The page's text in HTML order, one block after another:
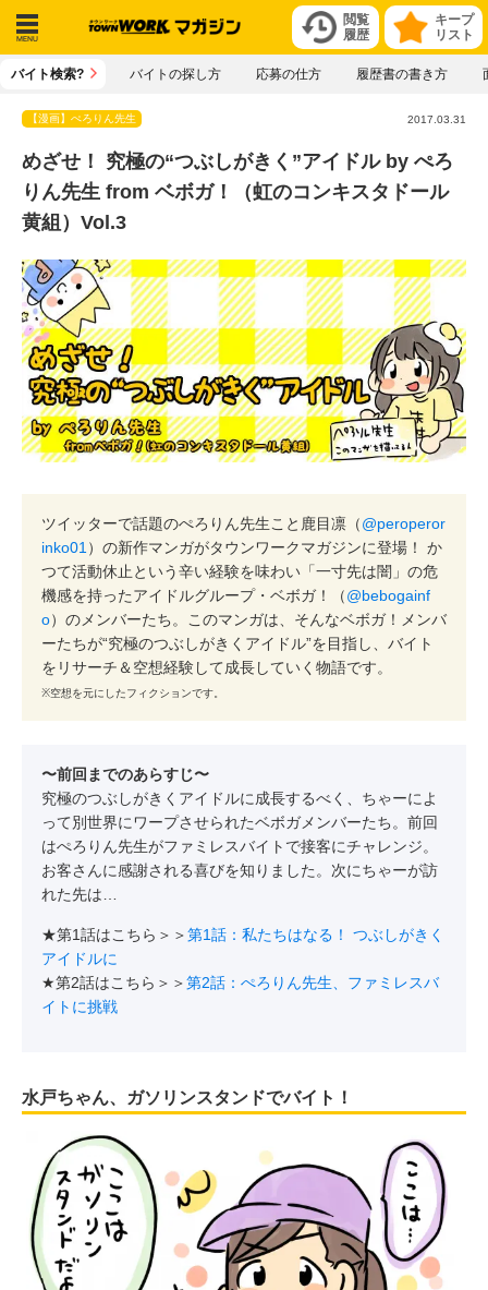
キープ
リスト
閲覧
履歴
メニ
バイト検索? バイトの探し方 応募の仕方 履歴書の書き方
【漫画】ぺろりん先生 2017.03.31
めざせ！ 究極の“つぶしがきく”アイドル by ぺろ
りん先生 from ベボガ！（虹のコンキスタドール
黄組）Vol.3
ツイッターで話題のぺろりん先生こと鹿目凛（@peroperor
inko01 ）の新作マンガがタウンワークマガジンに登場！ か
つて活動休止という辛い経験を味わい「一寸先は闇」の危
機感を持ったアイドルグループ・ベボガ！（@bebogainf
o）のメンバーたち。このマンガは、そんなベボガ！メンバ
ーたちが“究極のつぶしがきくアイドル”を目指し、バイト
をリサーチ＆空想経験して成長していく物語です。
※空想を元にしたフィクションです。
〜前回までのあらすじ〜
究極のつぶしがきくアイドルに成長するべく、ちゃーによ
って別世界にワープさせられたベボガメンバーたち。前回
はぺろりん先生がファミレスバイトで接客にチャレンジ。
お客さんに感謝される喜びを知りました。次にちゃーが訪
れた先は…
★第1話はこちら＞＞第1話：私たちはなる！ つぶしがきく
アイドルに
★第2話はこちら＞＞第2話：ぺろりん先生、ファミレスバ
イトに挑戦
水戸ちゃん、ガソリンスタンドでバイト！